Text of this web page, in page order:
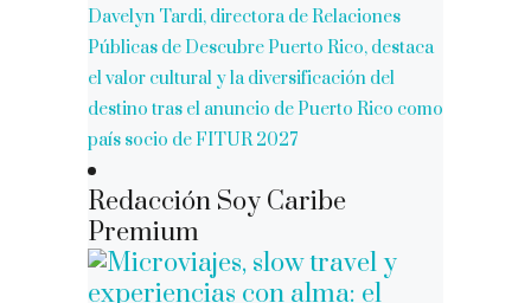
Davelyn Tardi, directora de Relaciones
Públicas de Descubre Puerto Rico, destaca
el valor cultural y la diversificación del
destino tras el anuncio de Puerto Rico como
país socio de FITUR 2027
Redacción Soy Caribe
Premium